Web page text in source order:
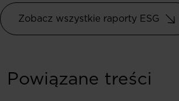
Zobacz wszystkie raporty ESG
Powiązane treści